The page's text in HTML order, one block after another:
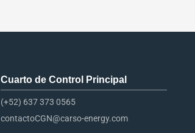
Cuarto de Control Principal​
(+52) 637 373 0565
contactoCGN@carso-energy.com